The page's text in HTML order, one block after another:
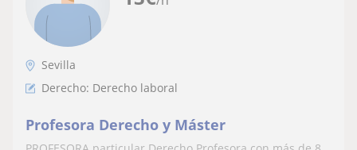
Sevilla
Derecho: Derecho laboral
Profesora Derecho y Máster